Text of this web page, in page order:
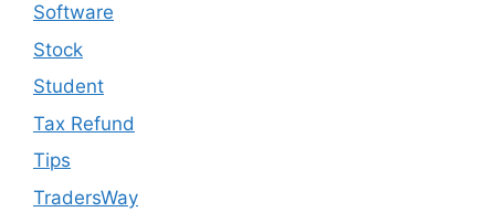
Software
Stock
Student
Tax Refund
Tips
TradersWay